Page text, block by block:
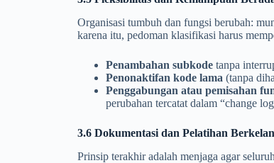
Organisasi tumbuh dan fungsi berubah:
karena itu, pedoman klasifikasi harus
Penambahan subkodetanpa
Penonaktifan kode lama (tanpa
Penggabungan atau pemisahan
perubahan tercatat dalam “change
3.6 Dokumentasi dan Pelatihan
Prinsip terakhir adalah menjaga agar